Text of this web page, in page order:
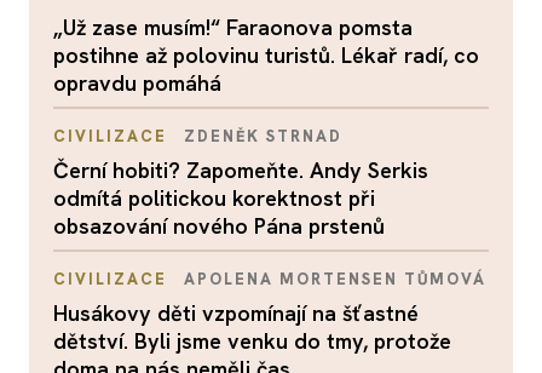
„Už zase musím!“ Faraonova pomsta
postihne až polovinu turistů. Lékař radí, co
opravdu pomáhá
CIVILIZACE ZDENĚK STRNAD
Černí hobiti? Zapomeňte. Andy Serkis
odmítá politickou korektnost při
obsazování nového Pána prstenů
CIVILIZACE APOLENA MORTENSEN TŮMOVÁ
Husákovy děti vzpomínají na šťastné
dětství. Byli jsme venku do tmy, protože